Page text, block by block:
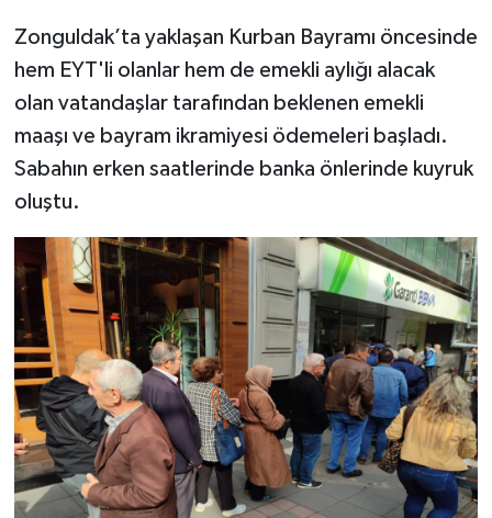
Zonguldak’ta yaklaşan Kurban Bayramı öncesinde
hem EYT'li olanlar hem de emekli aylığı alacak
olan vatandaşlar tarafından beklenen emekli
maaşı ve bayram ikramiyesi ödemeleri başladı.
Sabahın erken saatlerinde banka önlerinde kuyruk
oluştu.